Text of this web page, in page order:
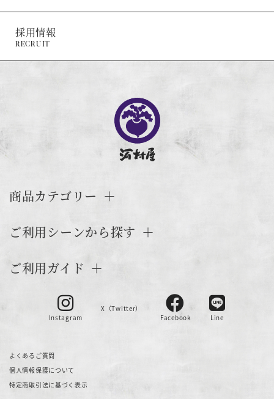
RECRUIT
採用情報
商品カテゴリー
ご利用シーンから探す
ご利用ガイド
Instagram
X（Twitter）
Facebook
Line
よくあるご質問
個人情報保護について
特定商取引法に基づく表示